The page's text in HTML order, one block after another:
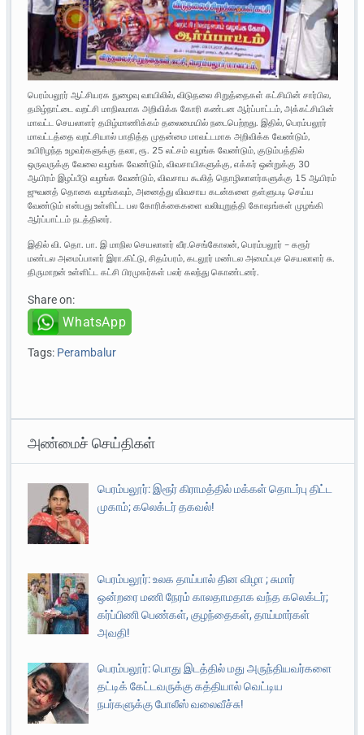
பெரம்பலூர் ஆட்சியரக நுழைவு வாயிலில், விடுதலை சிறுத்தைகள் கட்சியின் சார்பில,
தமிழ்நாட்டை வறட்சி மாநிலமாக அறிவிக்க கோரி கண்டன ஆர்ப்பாட்டம், அக்கட்சியின்
மாவட்ட செயலாளர் தமிழ்மாணிக்கம் தலைமையில் நடைபெற்றது. இதில், பெரம்பலூர்
மாவட்டத்தை வறட்சியால் பாதித்த முதன்மை மாவட்டமாக அறிவிக்க வேண்டும்,
உயிரிழந்த உழவர்களுக்கு தலா, ரூ. 25 லட்சம் வழங்க வேண்டும், குடும்பத்தில்
ஒருவருக்கு வேலை வழங்க வேண்டும், விவசாயிகளுக்கு, எக்கர் ஒன்றுக்கு 30
ஆயிரம் இழப்பீடு வழங்க வேண்டும், விவசாய கூலித் தொழிலாளர்களுக்கு 15 ஆயிரம்
ஜுவனத் தொகை வழங்கவும், அனைத்து விவசாய கடன்களை தள்ளுபடி செய்ய
வேண்டும் என்பது உள்ளிட்ட பல கோரிக்கைகளை வலியுறுத்தி கோஷங்கள் முழங்கி
ஆர்ப்பாட்டம் நடத்தினர்.
இதில் வி. தொ. பா. இ மாநில செயலாளர் வீர.செங்கோலன், பெரம்பலூர் – கரூர்
மண்டல அமைப்பாளர் இரா.கிட்டு, சிதம்பரம், கடலூர் மண்டல அமைப்புச செயலாளர் சு.
திருமாறன் உள்ளிட்ட கட்சி பிரமுகர்கள் பலர் கலந்து கொண்டனர்.
Share on:
WhatsApp
Tags: Perambalur
அண்மைச் செய்திகள்
பெரம்பலூர்: இரூர் கிராமத்தில் மக்கள் தொடர்பு திட்ட
முகாம்; கலெக்டர் தகவல்!
பெரம்பலூர்: உலக தாய்பால் தின விழா ; சுமார்
ஒன்றரை மணி நேரம் காலதாமதாக வந்த கலெக்டர்;
கர்ப்பிணி பெண்கள், குழந்தைகள், தாய்மார்கள்
அவதி!
பெரம்பலூர்: பொது இடத்தில் மது அருந்தியவர்களை
தட்டிக் கேட்டவருக்கு கத்தியால் வெட்டிய
நபர்களுக்கு போலீஸ் வலைவீச்சு!